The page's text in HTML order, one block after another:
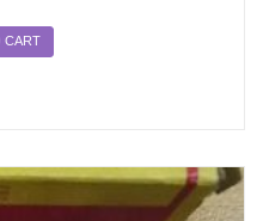
CART